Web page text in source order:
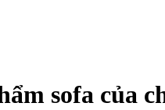
sofa của